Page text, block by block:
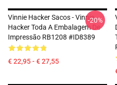
Vinnie Hacker Sacos - Vinnie
Hacker Toda A Embalagem De
Impressão RB1208 #ID8389
€ 22,95 - € 27,55
-20%